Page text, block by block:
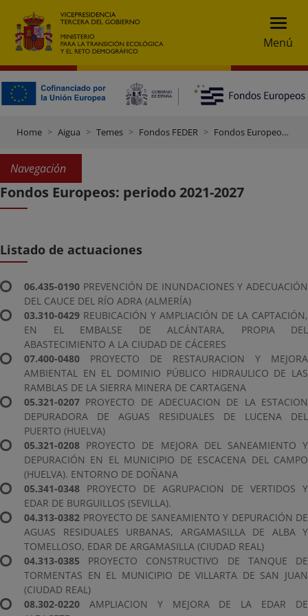
Menú
Home Aigua Temes Fondos FEDER Fondos Europeos: Período 2021-2027
Navegación
Fondos Europeos: periodo 2021-2027
Listado de actuaciones
06.435-0190 PREVENCIÓN DE INUNDACIONES Y ADECUACIÓN
DEL CAUCE DEL RÍO ADRA (ALMERÍA)
03.310-0429 REUBICACIÓN Y AMPLIACIÓN DE LA CAPTACIÓN,
EN EL EMBALSE DE ALCÁNTARA, PROPIA DEL
ABASTECIMIENTO A LA CIUDAD DE CÁCERES
07.400-0480 PROYECTO DE RESTAURACION Y MEJORA
AMBIENTAL EN EL DOMINIO PÚBLICO HIDRAULICO DE LAS
RAMBLAS DE LA SIERRA MINERA DE CARTAGENA
05.321-0207 PROYECTO DE ADECUACION DE LA ESTACION
DEPURADORA DE AGUAS RESIDUALES DE LUCENA DEL
PUERTO (HUELVA)
05.321-0208 PROYECTO DE MEJORA DEL SANEAMIENTO Y
DEPURACIÓN EN EL MUNICIPIO DE ESCACENA DEL CAMPO
(HUELVA). ENTORNO DE DOÑANA
05.341-0348 PROYECTO DE AGRUPACION DE VERTIDOS Y
EDAR DE BURGUILLOS (SEVILLA).
04.313-0382 PROYECTO DE SANEAMIENTO Y DEPURACIÓN DE
AGUAS RESIDUALES URBANAS, ARGAMASILLA DE ALBA Y
TOMELLOSO, EDAR DE ARGAMASILLA (CIUDAD REAL)
04.313-0385 PROYECTO CONSTRUCTIVO DE TANQUE DE
TORMENTAS EN EL MUNICIPIO DE VILLARTA DE SAN JUAN
(CIUDAD REAL)
08.302-0220 AMPLIACION Y MEJORA DE LA EDAR DE